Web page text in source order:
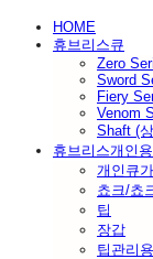
HOME
휴브리스큐
Zero
Sword
Fiery
Venom
Shaft (
휴브리스개인
개인큐
쵸크/쵸
팁
장갑
팁관리